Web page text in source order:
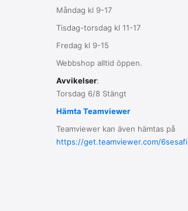
Måndag kl 9-17
Tisdag-torsdag kl 11-17
Fredag kl 9-15
Webbshop alltid öppen.
Avvikelser:
Torsdag 6/8 Stängt
Hämta Teamviewer
Teamviewer kan även hämtas på
https://get.teamviewer.com/6sesafi